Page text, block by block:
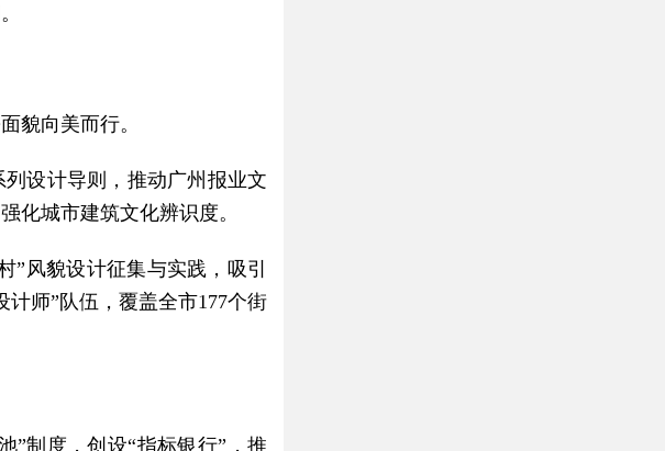
貌向美而行。
设计导则，推动广州报业文
化城市建筑文化辨识度。
”风貌设计征集与实践，吸引
计师”队伍，覆盖全市177个街
”制度，创设“指标银行”，推